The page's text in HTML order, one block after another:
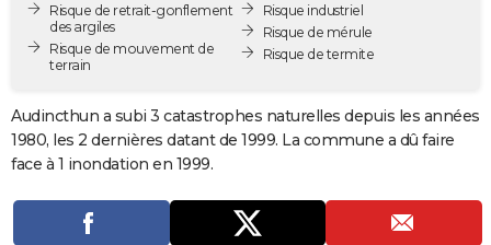
CARTE DE VOEUX
Carte de Noël
Carte Bonne année
Carte Saint-Valentin
Carte Pâques
Carte d'anniversaire
Dictionnaire
Biographies
Citations
Expressions
Proverbes
PROGRAMME TV
COPAINS D'AVANT
S'inscrire
Se connecter
Lycées
Collèges
Primaires
Universités
Entreprises
Service militaire
Avis de recherche
AVIS DE DÉCÈS
Risque de retrait-gonflement
des argiles
Risque de mouvement de
terrain
Risque industriel
Risque de mérule
Risque de termite
Audincthun a subi 3 catastrophes naturelles depuis les années
1980, les 2 dernières datant de 1999. La commune a dû faire
face à 1 inondation en 1999.